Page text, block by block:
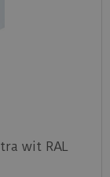
wit RAL